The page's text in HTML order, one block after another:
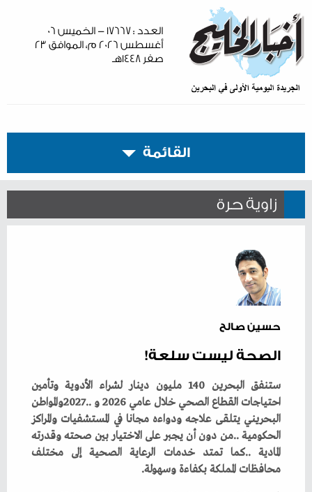
العدد : ١٧٦٦٧ - الخميس ٠٦
أغسطس ٢٠٢٦ م، الموافق ٢٣
صفر ١٤٤٨هـ
القائمة
زاوية حرة
حسين صالح
الصحة ليست سلعة!
‬محافظات‭ ‬المملكة‭ ‬بكفاءة‭ ‬وسهولة‭.‬